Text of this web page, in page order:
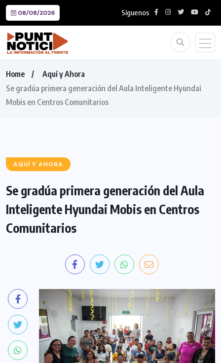
08/08/2026 Síguenos
Home
Aquí y Ahora
Se gradúa primera generación del Aula Inteligente Hyundai
Mobis en Centros Comunitarios
AQUÍ Y AHORA
Se gradúa primera generación del Aula
Inteligente Hyundai Mobis en Centros
Comunitarios